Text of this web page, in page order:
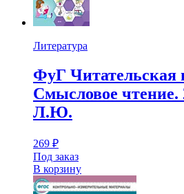
Литература
ФуГ Читательская
Смысловое чтение.
Л.Ю.
269 ₽
Под заказ
В корзину